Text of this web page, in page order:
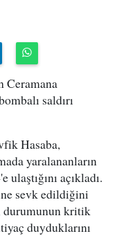
Ceramana
saldırı
Hasaba,
yaralananların
ulaştığını açıkladı.
sevk edildiğini
durumunun kritik
duyduklarını